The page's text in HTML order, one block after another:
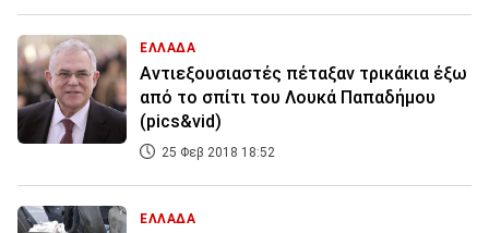
ΕΛΛΑΔΑ
Αντιεξουσιαστές πέταξαν τρικάκια έξω
από το σπίτι του Λουκά Παπαδήμου
(pics&vid)
25 Φεβ 2018 18:52
ΕΛΛΑΔΑ